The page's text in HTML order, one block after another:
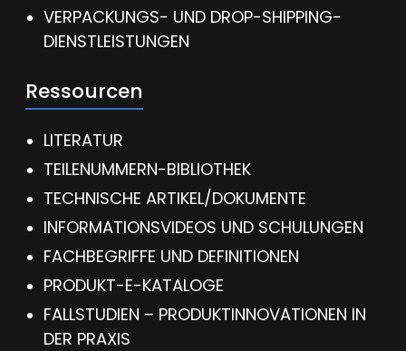
VERPACKUNGS- UND DROP-SHIPPING-
DIENSTLEISTUNGEN
Ressourcen
LITERATUR
TEILENUMMERN-BIBLIOTHEK
TECHNISCHE ARTIKEL/DOKUMENTE
INFORMATIONSVIDEOS UND SCHULUNGEN
FACHBEGRIFFE UND DEFINITIONEN
PRODUKT-E-KATALOGE
FALLSTUDIEN – PRODUKTINNOVATIONEN IN
DER PRAXIS